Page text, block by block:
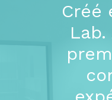
Créé